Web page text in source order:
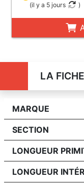
(il y a 5 jours )
LA
MARQUE
SECTION
LONGUEUR
LONGUEUR